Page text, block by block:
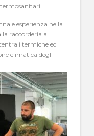
esperienza nella
raccorderia al
termiche ed
climatica degli